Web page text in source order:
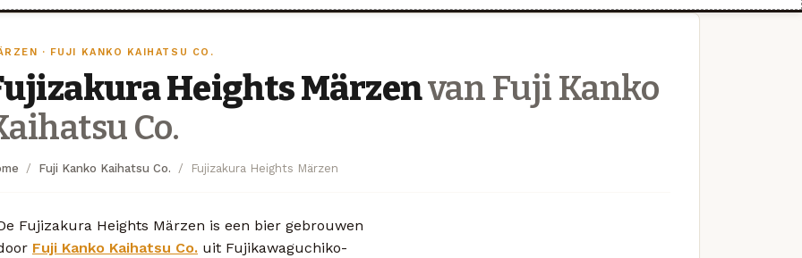
· FUJI KANKO KAIHATSU CO.
Heights Märzenvan Fuji Kanko
Co.
Fuji Kanko Kaihatsu Co. Fujizakura Heights Märzen
Fujizakura Heights Märzen is een bier gebrouwen
Fuji Kanko Kaihatsu Co. uit Fujikawaguchiko-